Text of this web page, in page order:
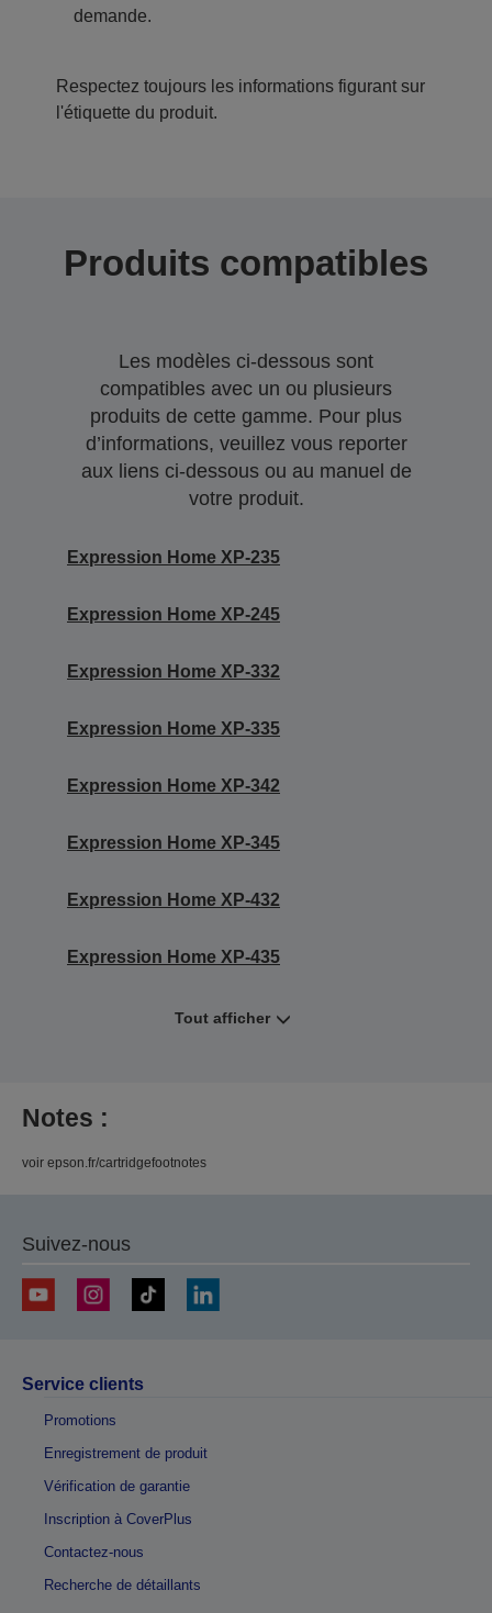
demande.
Respectez toujours les informations figurant sur
l'étiquette du produit.
Produits compatibles
Les modèles ci-dessous sont
compatibles avec un ou plusieurs
produits de cette gamme. Pour plus
d’informations, veuillez vous reporter
aux liens ci-dessous ou au manuel de
votre produit.
Expression Home XP-235
Expression Home XP-245
Expression Home XP-332
Expression Home XP-335
Expression Home XP-342
Expression Home XP-345
Expression Home XP-432
Expression Home XP-435
Tout afficher
Notes :
voir epson.fr/cartridgefootnotes
Suivez-nous
Service clients
Promotions
Enregistrement de produit
Vérification de garantie
Inscription à CoverPlus
Contactez-nous
Recherche de détaillants